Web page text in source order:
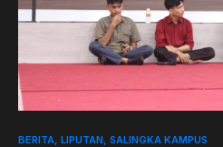
BERITA LIPUTAN SALINGKA KAMPUS